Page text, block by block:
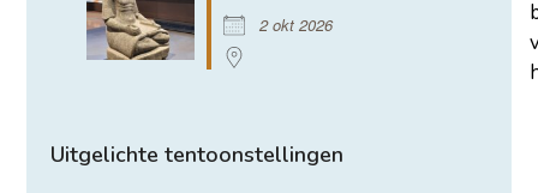
2 okt 2026
Uitgelichte tentoonstellingen